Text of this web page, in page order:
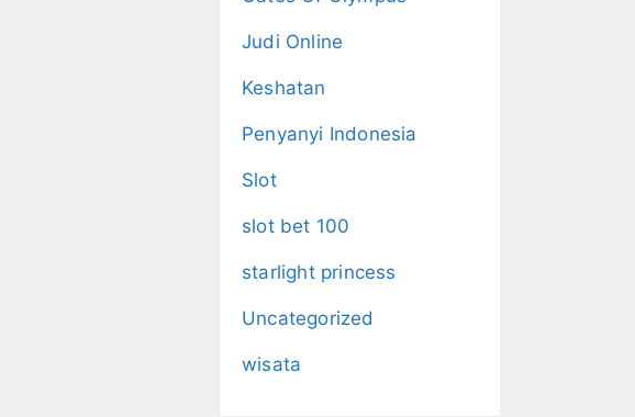
Judi Online
Keshatan
Penyanyi Indonesia
Slot
slot bet 100
starlight princess
Uncategorized
wisata